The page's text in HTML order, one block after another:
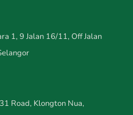
1, 9 Jalan 16/11, Off Jalan
Road, Klongton Nua,